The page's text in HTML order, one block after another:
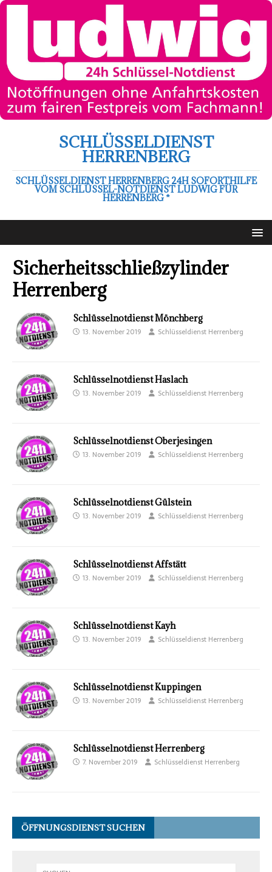
SCHLÜSSELDIENST
HERRENBERG
SCHLÜSSELDIENST HERRENBERG 24H SOFORTHILFE
VOM SCHLÜSSEL-NOTDIENST LUDWIG FÜR
HERRENBERG *
Sicherheitsschließzylinder
Herrenberg
Schlüsselnotdienst Mönchberg
13. November 2019 Schlüsseldienst Herrenberg
Schlüsselnotdienst Haslach
13. November 2019 Schlüsseldienst Herrenberg
Schlüsselnotdienst Oberjesingen
13. November 2019 Schlüsseldienst Herrenberg
Schlüsselnotdienst Gülstein
13. November 2019 Schlüsseldienst Herrenberg
Schlüsselnotdienst Affstätt
13. November 2019 Schlüsseldienst Herrenberg
Schlüsselnotdienst Kayh
13. November 2019 Schlüsseldienst Herrenberg
Schlüsselnotdienst Kuppingen
13. November 2019 Schlüsseldienst Herrenberg
Schlüsselnotdienst Herrenberg
7. November 2019 Schlüsseldienst Herrenberg
ÖFFNUNGSDIENST SUCHEN